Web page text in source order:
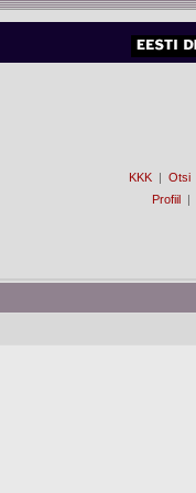
KKK | Otsi
Profiil |